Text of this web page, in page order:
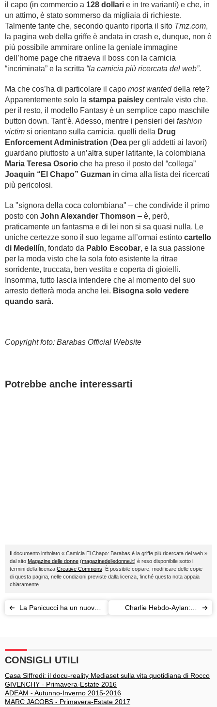
il capo (in commercio a 128 dollari e in tre varianti) e che, in
un attimo, è stato sommerso da migliaia di richieste.
Talmente tante che, secondo quanto riporta il sito Tmz.com,
la pagina web della griffe è andata in crash e, dunque, non è
più possibile ammirare online la geniale immagine
dell’home page che ritraeva il boss con la camicia
“incriminata” e la scritta “la camicia più ricercata del web”.
Ma che cos’ha di particolare il capo most wanteddella rete?
Apparentemente solo la stampa paisley centrale visto che,
per il resto, il modello Fantasy è un semplice capo maschile
button down. Tant’è. Adesso, mentre i pensieri dei fashion
victim si orientano sulla camicia, quelli della Drug
Enforcement Administration (Dea per gli addetti ai lavori)
guardano piuttosto a un’altra super latitante, la colombiana
Maria Teresa Osorio che ha preso il posto del “collega”
Joaquin “El Chapo” Guzman in cima alla lista dei ricercati
più pericolosi.
La "signora della coca colombiana" – che condivide il primo
posto con John Alexander Thomson – è, però,
praticamente un fantasma e di lei non si sa quasi nulla. Le
uniche certezze sono il suo legame all’ormai estinto cartello
di Medellín, fondato da Pablo Escobar, e la sua passione
per la moda visto che la sola foto esistente la ritrae
sorridente, truccata, ben vestita e coperta di gioielli.
Insomma, tutto lascia intendere che al momento del suo
arresto detterà moda anche lei. Bisogna solo vedere
quando sarà.
Copyright foto: Barabas Official Website
Potrebbe anche interessarti
Il documento intitolato « Camicia El Chapo: Barabas è la griffe più ricercata del web »
dal sito Magazine delle donne (magazinedelledonne.it) è reso disponibile sotto i
termini della licenza Creative Commons . È possibile copiare, modificare delle copie
di questa pagina, nelle condizioni previste dalla licenza, finché questa nota appaia
chiaramente.
La Panicucci ha un nuovo
Charlie Hebdo-Aylan: la
CONSIGLI UTILI
Casa Siffredi: il docu-reality Mediaset sulla vita quotidiana di Rocco
GIVENCHY - Primavera-Estate 2016
ADEAM - Autunno-Inverno 2015-2016
MARC JACOBS - Primavera-Estate 2017